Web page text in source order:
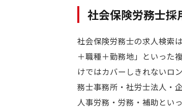
社会保険労務士採
社会保険労務士の求人検索
＋職種＋勤務地」といった
けではカバーしきれないロ
務士事務所・社労士法人・
人事労務・労務・補助とい